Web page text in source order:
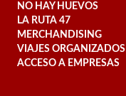
NO HAY HUEVOS
LA RUTA 47
MERCHANDISING
VIAJES ORGANIZADOS
ACCESO A EMPRESAS